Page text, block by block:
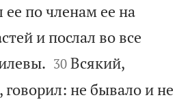
ее по членам ее на
и послал во все


30 Всякий,
не бывало и не